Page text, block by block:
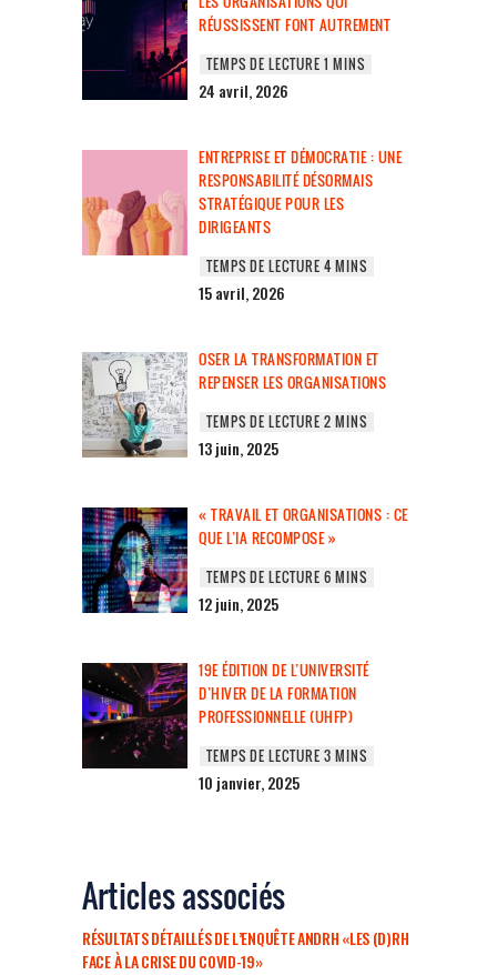
RÉUSSISSENT FONT AUTREMENT
24 avril, 2026
ENTREPRISE ET DÉMOCRATIE : UNE
RESPONSABILITÉ DÉSORMAIS
STRATÉGIQUE POUR LES
DIRIGEANTS
15 avril, 2026
OSER LA TRANSFORMATION ET
REPENSER LES ORGANISATIONS
13 juin, 2025
« TRAVAIL ET ORGANISATIONS : CE
QUE L’IA RECOMPOSE »
12 juin, 2025
19E ÉDITION DE L’UNIVERSITÉ
D’HIVER DE LA FORMATION
PROFESSIONNELLE (UHFP)
10 janvier, 2025
Articles associés
RÉSULTATS DÉTAILLÉS DE L’ENQUÊTE ANDRH «LES (D)RH
FACE À LA CRISE DU COVID-19»